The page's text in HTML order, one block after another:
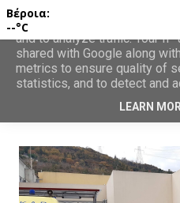
Βέροια:
--°C
This site uses cookies from
and to analyze traffic. Your
shared with Google along
metrics to ensure quality of
statistics, and to detect and
LEARN